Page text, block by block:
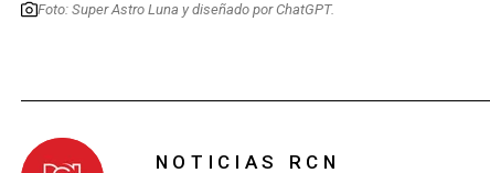
Foto: Super Astro Luna y diseñado por ChatGPT.
NOTICIAS RCN